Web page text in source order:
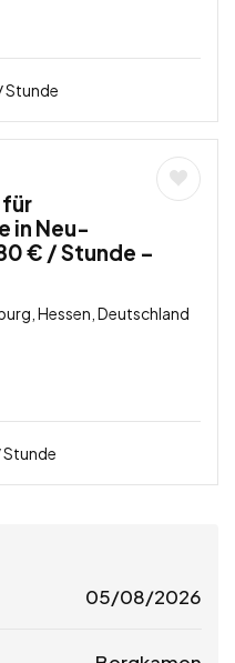
Stunde
in Neu-
€ / Stunde –
Hessen, Deutschland
Stunde
05/08/2026